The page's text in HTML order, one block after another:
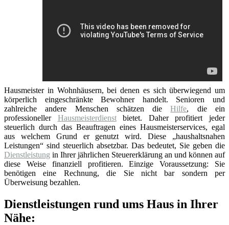
Hausmeister in Wohnhäusern, bei denen es sich überwiegend um
körperlich eingeschränkte Bewohner handelt. Senioren und
zahlreiche andere Menschen schätzen dieHilfe, die ein
professioneller Hausmeisterdienstbietet. Daher profitiert jeder
steuerlich durch das Beauftragen eines Hausmeisterservices, egal
aus welchem Grund er genutzt wird. Diese „haushaltsnahen
Leistungen“ sind steuerlich absetzbar. Das bedeutet, Sie geben die
Dienstleistung in Ihrer jährlichen Steuererklärung an und können auf
diese Weise finanziell profitieren. Einzige Voraussetzung: Sie
benötigen eine Rechnung, die Sie nicht bar sondern per
Überweisung bezahlen.
Dienstleistungen rund ums Haus in Ihrer
Nähe: